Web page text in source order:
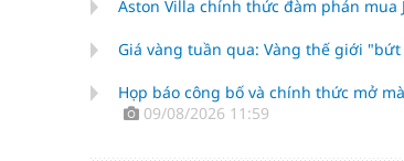
Aston Villa chính thức đàm phán mua
Giá vàng tuần qua: Vàng thế giới "bứt
Họp báo công bố và chính thức mở
09/08/2026 11:59